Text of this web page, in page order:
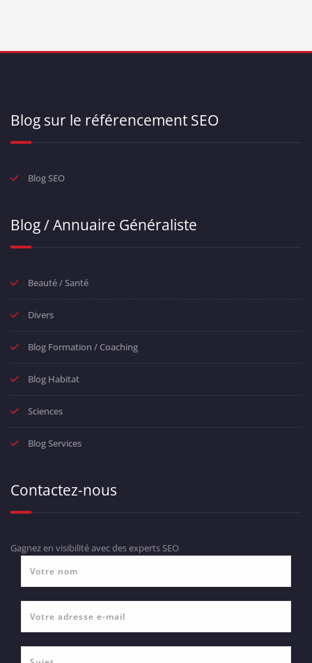
Blog sur le référencement SEO
Blog SEO
Blog / Annuaire Généraliste
Beauté / Santé
Divers
Blog Formation / Coaching
Blog Habitat
Sciences
Blog Services
Contactez-nous
Gagnez en visibilité avec des experts SEO